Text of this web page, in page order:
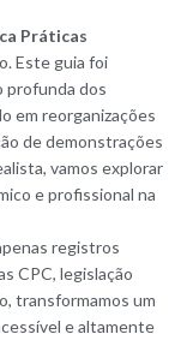
Práticas
Este guia foi
profunda dos
em reorganizações
de demonstrações
vamos explorar
e profissional na
registros
CPC, legislação
transformamos um
e altamente